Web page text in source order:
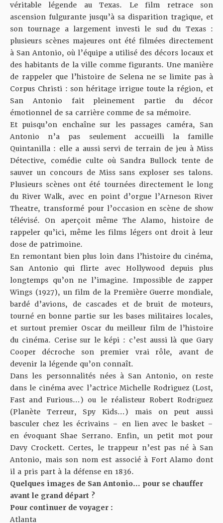
véritable légende au Texas. Le film retrace son
ascension fulgurante jusqu’à sa disparition tragique, et
son tournage a largement investi le sud du Texas :
plusieurs scènes majeures ont été filmées directement
à San Antonio, où l’équipe a utilisé des décors locaux et
des habitants de la ville comme figurants. Une manière
de rappeler que l’histoire de Selena ne se limite pas à
Corpus Christi : son héritage irrigue toute la région, et
San Antonio fait pleinement partie du décor
émotionnel de sa carrière comme de sa mémoire.
Et puisqu’on enchaîne sur les passages caméra, San
Antonio n’a pas seulement accueilli la famille
Quintanilla : elle a aussi servi de terrain de jeu à Miss
Détective, comédie culte où Sandra Bullock tente de
sauver un concours de Miss sans exploser ses talons.
Plusieurs scènes ont été tournées directement le long
du River Walk, avec en point d’orgue l’Arneson River
Theatre, transformé pour l’occasion en scène de show
télévisé. On aperçoit même The Alamo, histoire de
rappeler qu’ici, même les films légers ont droit à leur
dose de patrimoine.
En remontant bien plus loin dans l’histoire du cinéma,
San Antonio qui flirte avec Hollywood depuis plus
longtemps qu’on ne l’imagine. Impossible de zapper
Wings (1927), un film de la Première Guerre mondiale,
bardé d’avions, de cascades et de bruit de moteurs,
tourné en bonne partie sur les bases militaires locales,
et surtout premier Oscar du meilleur film de l’histoire
du cinéma. Cerise sur le képi : c’est aussi là que Gary
Cooper décroche son premier vrai rôle, avant de
devenir la légende qu’on connaît.
Dans les personnalités nées à San Antonio, on reste
dans le cinéma avec l’actrice Michelle Rodriguez (Lost,
Fast and Furious…) ou le réalisteur Robert Rodríguez
(Planète Terreur, Spy Kids…) mais on peut aussi
basculer chez les écrivains – en lien avec le basket –
en évoquant Shae Serrano. Enfin, un petit mot pour
Davy Crockett. Certes, le trappeur n’est pas né à San
Antonio, mais son nom est associé à Fort Alamo dont
il a pris part à la défense en 1836.
Quelques images de San Antonio… pour se chauffer
avant le grand départ ?
Pour continuer de voyager :
Atlanta